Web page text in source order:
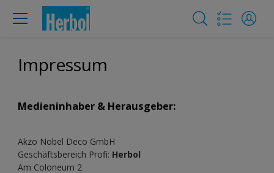
Impressum
Medieninhaber & Herausgeber:
Akzo Nobel Deco GmbH
Geschäftsbereich Profi: Herbol
Am Coloneum 2